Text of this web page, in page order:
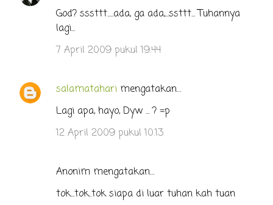
God? sssttt.....ada, ga ada,...ssttt... Tuhannya
lagi...
7 April 2009 pukul 19.44
salamatahari mengatakan…
Lagi apa, hayo, Dyw ... ? =p
12 April 2009 pukul 10.13
Anonim mengatakan…
tok...tok..tok siapa di luar tuhan kah tuan